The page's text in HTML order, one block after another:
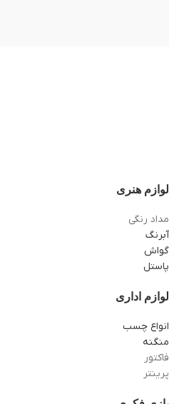
لوازم هنری
مداد رنگی
آبرنگ
گواش
پاستل
لوازم اداری
انواع چسب
منگنه
فاکتور
پرینتر